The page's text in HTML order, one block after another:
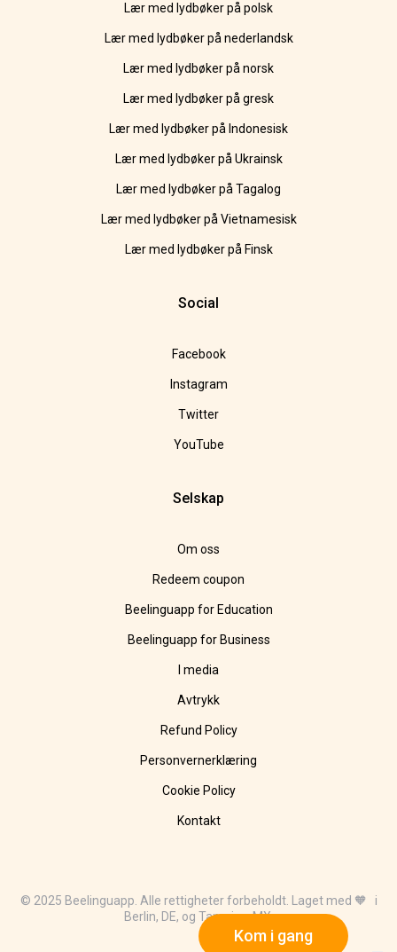
Kom i gang
Lær med lydbøker på polsk
Lær med lydbøker på nederlandsk
Lær med lydbøker på norsk
Lær med lydbøker på gresk
Lær med lydbøker på Indonesisk
Lær med lydbøker på Ukrainsk
Lær med lydbøker på Tagalog
Lær med lydbøker på Vietnamesisk
Lær med lydbøker på Finsk
Social
Facebook
Instagram
Twitter
YouTube
Selskap
Om oss
Redeem coupon
Beelinguapp for Education
Beelinguapp for Business
I media
Avtrykk
Refund Policy
Personvernerklæring
Cookie Policy
Kontakt
© 2025 Beelinguapp. Alle rettigheter forbeholdt. Laget med 🧡 i
Berlin, DE, og Tampico, MX.